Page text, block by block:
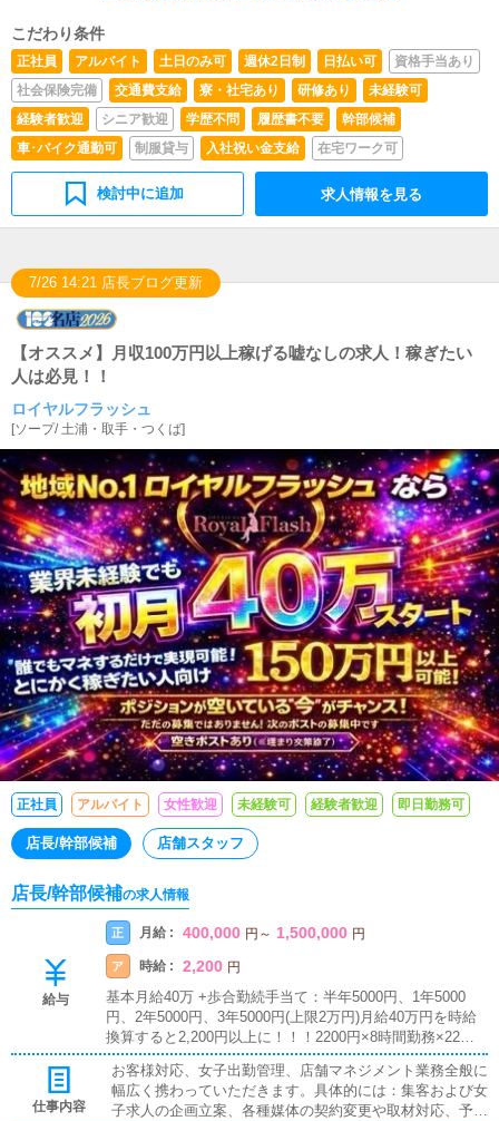
こだわり条件
正社員 アルバイト 土日のみ可 週休2日制 日払い可
資格手当あり
社会保険完備
交通費支給 寮・社宅あり 研修あり
未経験可
経験者歓迎
シニア歓迎 学歴不問 履歴書不要
幹部候補
車･バイク通勤可
制服貸与 入社祝い金支給 在宅ワーク可
検討中に追加 求人情報を見る
7/26 14:21 店長ブログ更新
【オススメ】月収100万円以上稼げる嘘なしの求人！稼ぎたい
人は必見！！
ロイヤルフラッシュ
[ソープ/土浦・取手・つくば]
正社員 アルバイト 女性歓迎 未経験可 経験者歓迎 即日勤務可
店長/幹部候補 店舗スタッフ
店長/幹部候補の求人情報
給与
正 月給 : 400,000 円 ～ 1,500,000 円
ア 時給 : 2,200 円
基本月給40万 +歩合勤続手当て：半年5000円、1年5000
円、2年5000円、3年5000円(上限2万円)月給40万円を時給
換算すると2,200円以上に！！！2200円×8時間勤務×22営
業日＝387,000円なので正社員として働くことをお勧めい
たします！
仕事内容
お客様対応、女子出勤管理、店舗マネジメント業務全般に
幅広く携わっていただきます。具体的には：集客および女
子求人の企画立案、各種媒体の契約変更や取材対応、予算